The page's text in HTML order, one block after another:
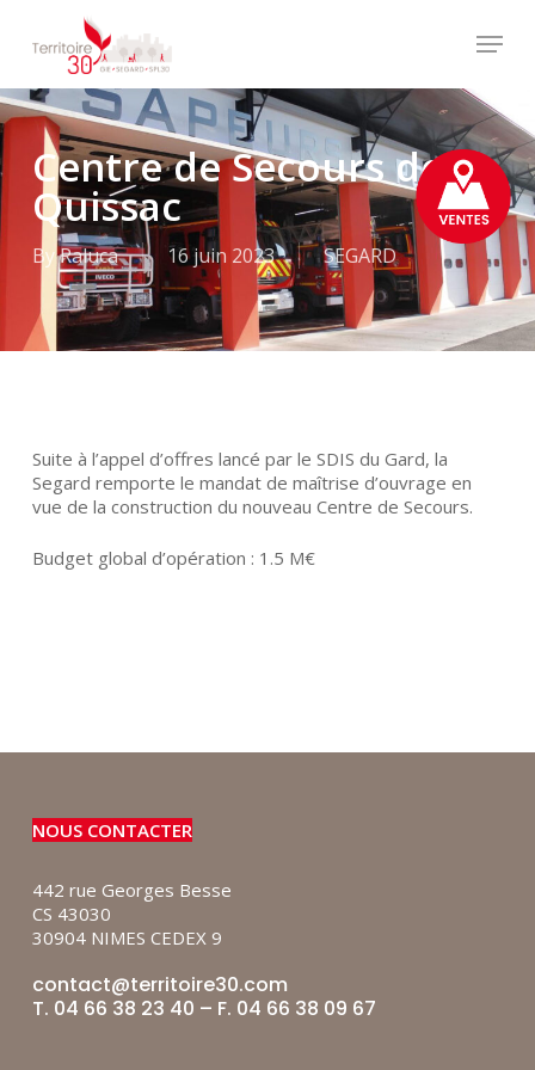
main
content
Menu
Centre de Secours de
Quissac
ByRaluca 16 juin 2023 SEGARD
Suite à l’appel d’offres lancé par le SDIS du Gard, la
Segard remporte le mandat de maîtrise d’ouvrage en
vue de la construction du nouveau Centre de Secours.
Budget global d’opération : 1.5 M€
NOUS CONTACTER
442 rue Georges Besse
CS 43030
30904 NIMES CEDEX 9
contact@territoire30.com
T. 04 66 38 23 40 – F. 04 66 38 09 67
Menu